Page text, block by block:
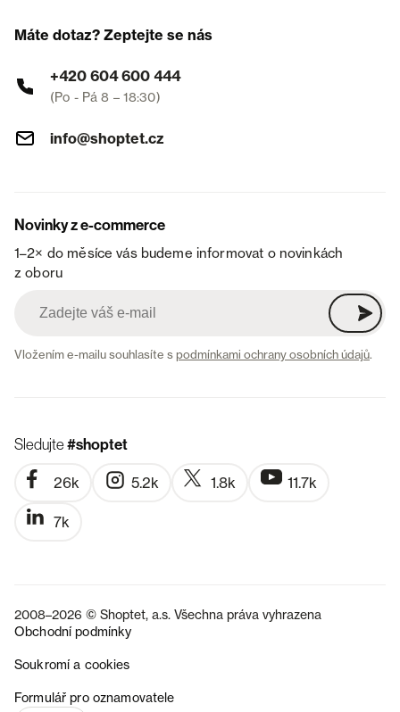
Máte dotaz? Zeptejte se nás
+420 604 600 444
(Po - Pá 8 – 18:30)
info@shoptet.cz
Novinky z e-commerce
1–2× do měsíce vás budeme informovat o novinkách
z oboru
Vložením e-mailu souhlasíte spodmínkami ochrany osobních údajů.
Sledujte#shoptet
26k 5.2k 1.8k 11.7k
7k
2008–2026 © Shoptet, a.s. Všechna práva vyhrazena
Obchodní podmínky
Soukromí a cookies
Formulář pro oznamovatele